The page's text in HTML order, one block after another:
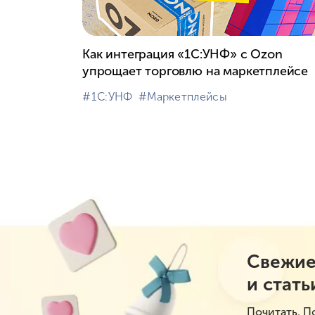
Как интеграция «1С:УНФ» с Ozon
упрощает торговлю на маркетплейсе
#⁣1С:УНФ #⁣Маркетплейсы
и
Почитать.